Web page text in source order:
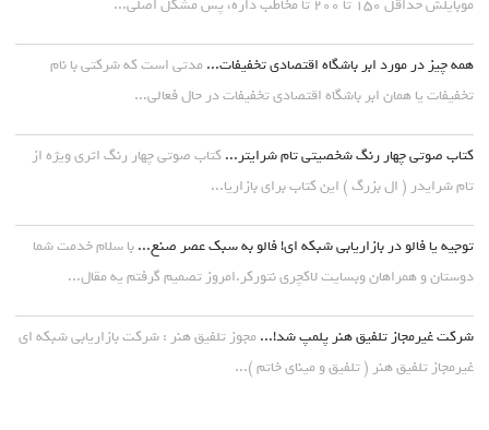
موبایلش حداقل ۱۵۰ تا ۲۰۰ تا مخاطب داره، پس مشکل اصلی...
همه چیز در مورد ابر باشگاه اقتصادی تخفیفات... مدتی است که شرکتی با نام
تخفیفات یا همان ابر باشگاه اقتصادی تخفیفات در حال فعالی...
کتاب صوتی چهار رنگ شخصیتی تام شرایتر... کتاب صوتی چهار رنگ اثری ویژه از
تام شرایدر ( ال بزرگ ) این کتاب برای بازاریا...
توجیه یا فالو در بازاریابی شبکه ای! فالو به سبک عصر صنع... با سلام خدمت شما
دوستان و همراهان وبسایت لاکچری نتورکر.امروز تصمیم گرفتم یه مقال...
شرکت غیرمجاز تلفیق هنر پلمپ شد!... مجوز تلفیق هنر : شرکت بازاریابی شبکه ای
غیرمجاز تلفیق هنر ( تلفیق و مینای خاتم )...